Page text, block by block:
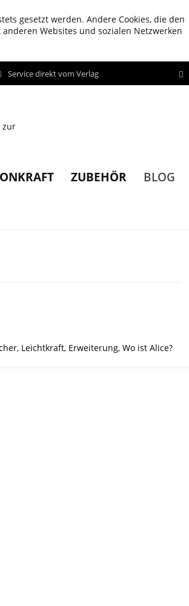
gesetzt werden. Andere Cookies, die den
Websites und sozialen Netzwerken
Service direkt vom Verlag
ZUBEHÖR BLOG
, Leichtkraft, Erweiterung, Wo ist Alice?